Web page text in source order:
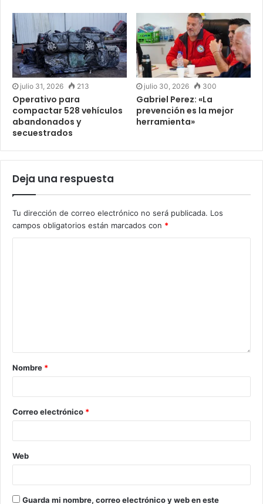
julio 31, 2026 213
Operativo para
compactar 528 vehículos
abandonados y
secuestrados
julio 30, 2026 300
Gabriel Perez: «La
prevención es la mejor
herramienta»
Deja una respuesta
Tu dirección de correo electrónico no será publicada. Los
campos obligatorios están marcados con *
Nombre *
Correo electrónico *
Web
Guarda mi nombre, correo electrónico y web en este